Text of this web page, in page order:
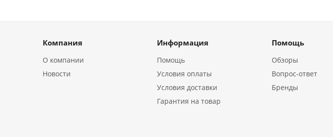
Компания
О компании
Новости
Информация
Помощь
Условия оплаты
Условия доставки
Гарантия на товар
Помощь
Обзоры
Вопрос-ответ
Бренды